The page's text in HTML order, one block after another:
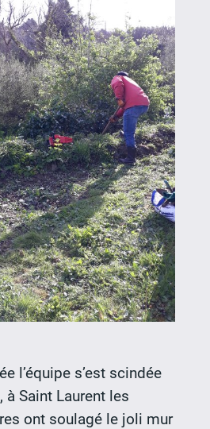
l’équipe s’est scindée
à Saint Laurent les
ont soulagé le joli mur